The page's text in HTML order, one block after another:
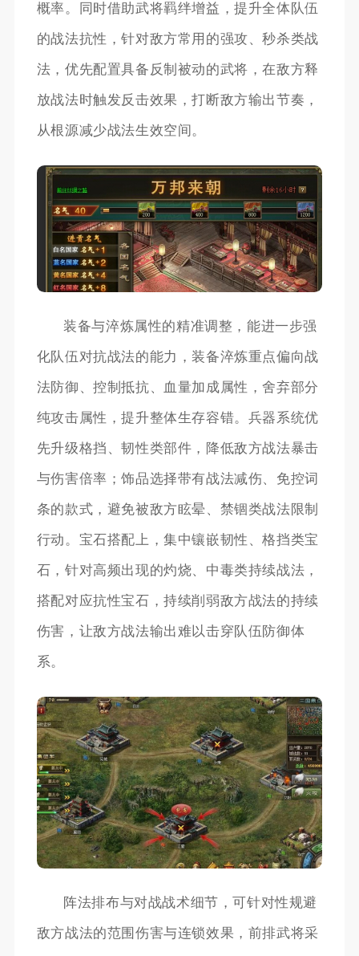
概率。同时借助武将羁绊增益，提升全体队伍
的战法抗性，针对敌方常用的强攻、秒杀类战
法，优先配置具备反制被动的武将，在敌方释
放战法时触发反击效果，打断敌方输出节奏，
从根源减少战法生效空间。
装备与淬炼属性的精准调整，能进一步强
化队伍对抗战法的能力，装备淬炼重点偏向战
法防御、控制抵抗、血量加成属性，舍弃部分
纯攻击属性，提升整体生存容错。兵器系统优
先升级格挡、韧性类部件，降低敌方战法暴击
与伤害倍率；饰品选择带有战法减伤、免控词
条的款式，避免被敌方眩晕、禁锢类战法限制
行动。宝石搭配上，集中镶嵌韧性、格挡类宝
石，针对高频出现的灼烧、中毒类持续战法，
搭配对应抗性宝石，持续削弱敌方战法的持续
伤害，让敌方战法输出难以击穿队伍防御体
系。
阵法排布与对战战术细节，可针对性规避
敌方战法的范围伤害与连锁效果，前排武将采